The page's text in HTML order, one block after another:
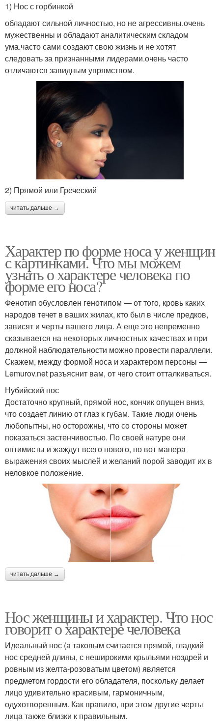
1) Нос с горбинкой
обладают сильной личностью, но не агрессивны.очень
мужественны и обладают аналитическим складом
ума.часто сами создают свою жизнь и не хотят
следовать за признанными лидерами.очень часто
отличаются завидным упрямством.
2) Прямой или Греческий
читать дальше →
Характер по форме носа у женщин
с картинками. Что мы можем
узнать о характере человека по
форме его носа?
Фенотип обусловлен генотипом — от того, кровь каких
народов течет в ваших жилах, кто был в числе предков,
зависят и черты вашего лица. А еще это непременно
сказывается на некоторых личностных качествах и при
должной наблюдательности можно провести параллели.
Скажем, между формой носа и характером персоны —
Lemurov.net разъяснит вам, от чего стоит отталкиваться.
Нубийский нос
Достаточно крупный, прямой нос, кончик опущен вниз,
что создает линию от глаз к губам. Такие люди очень
любопытны, но осторожны, что со стороны может
показаться застенчивостью. По своей натуре они
оптимисты и жаждут всего нового, но вот манера
выражения своих мыслей и желаний порой заводит их в
неловкое положение.
читать дальше →
Нос женщины и характер. Что нос
говорит о характере человека
Идеальный нос (а таковым считается прямой, гладкий
нос средней длины, с неширокими крыльями ноздрей и
ровным из желта-розоватым цветом) является
предметом гордости его обладателя, поскольку делает
лицо удивительно красивым, гармоничным,
одухотворенным. Как правило, при этом другие черты
лица также близки к правильным.